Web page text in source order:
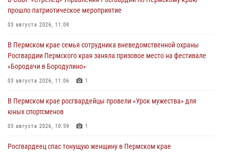
прошло патриотическое мероприятие
03 августа 2026, 11:09
В Пермском крае семья сотрудника вневедомственной охраны
Росгвардии Пермского края заняла призовое место на фестивале
«Бородачи в Бородулино»
03 августа 2026, 11:06 1
В Пермском крае росгвардейцы провели «Урок мужества» для
юных спортсменов
03 августа 2026, 10:59 1
Росгвардеец спас тонущую женщину в Пермском крае